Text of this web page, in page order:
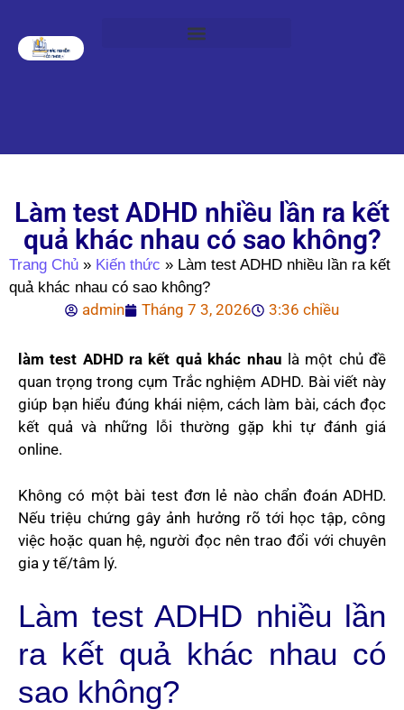
Làm test ADHD nhiều lần ra kết
quả khác nhau có sao không?
Trang Chủ » Kiến thức » Làm test ADHD nhiều lần ra kết
quả khác nhau có sao không?
admin Tháng 7 3, 2026 3:36 chiều
làm test ADHD ra kết quả khác nhau là một chủ đề
quan trọng trong cụm Trắc nghiệm ADHD. Bài viết này
giúp bạn hiểu đúng khái niệm, cách làm bài, cách đọc
kết quả và những lỗi thường gặp khi tự đánh giá
online.
Không có một bài test đơn lẻ nào chẩn đoán ADHD.
Nếu triệu chứng gây ảnh hưởng rõ tới học tập, công
việc hoặc quan hệ, người đọc nên trao đổi với chuyên
gia y tế/tâm lý.
Làm test ADHD nhiều lần
ra kết quả khác nhau có
sao không?